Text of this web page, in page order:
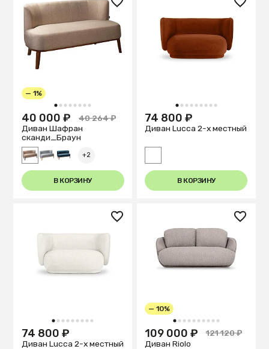
1 2 3 4 5 6 7 8
— 1%
40 000 ₽
40 264 ₽
Диван Шафран
cканди_Браун
+2
В КОРЗИНУ
1 2 3 4 5 6 7 8 9
74 800 ₽
Диван Lucca 2-х местный
В КОРЗИНУ
1 2 3 4 5 6 7 8 9
74 800 ₽
Диван Lucca 2-х местный
1 2 3 4 5 6 7 8 9 10
— 10%
109 000 ₽
121 120 ₽
Диван Riolo